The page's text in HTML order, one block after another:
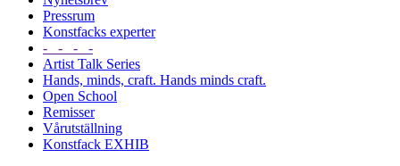
Pressrum
Konstfacks experter
- - - -
Artist Talk Series
Hands, minds, craft. Hands minds craft.
Open School
Remisser
Vårutställning
Konstfack EXHIB